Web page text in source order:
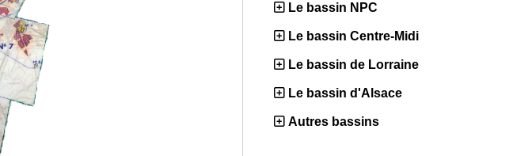
Le bassin NPC
Le bassin Centre-Midi
Le bassin de Lorraine
Le bassin d'Alsace
Autres bassins